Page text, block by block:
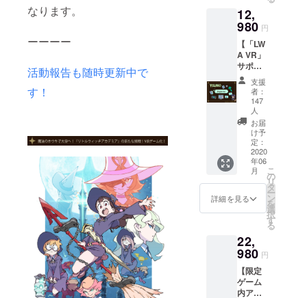
なります。
ーーーー
活動報告も随時更新中で
す！
応予定
プラッ
ト
フォー
ム：
Oculus
Rift,
Oculus
Quest,
PlaySta
tion VR,
SteamV
応プ
ラット
フォー
よって
発売時
合がご
ざいま
す。予
めご了
承くだ
ド氏複
製サイ
ン入り
コンセ
プト
アート
ポスト
カード
セット
（2種）
・デジ
タルサ
ウンド
トラッ
ク ・デ
ジタル
設定資
料集
ジ） ・
ゲーム
オープ
ニング
映像先
12,
980 円
【「LW
A VR」
サポー
ターの
証コー
ス】 ・
「LWA
VR」DL
キー ・
オリジ
ナルデ
スク
トップ
壁紙 ・
加藤オ
ン入り
コンセ
プト
アート
ポスト
カード
支援
者：
147
人
お届
け予
定：
2020
年06
月
詳細を見る
こ
の
リ
タ
ー
ン
を
選
択
す
る
22,
980 円
【限定
ゲーム
内アイ